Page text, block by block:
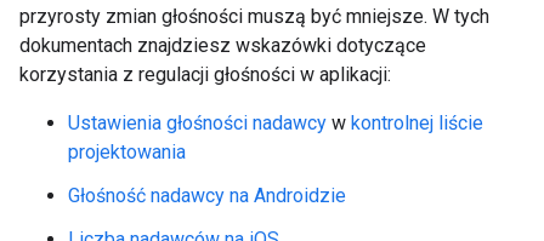
przyrosty zmian głośności muszą być mniejsze. W tych
dokumentach znajdziesz wskazówki dotyczące
korzystania z regulacji głośności w aplikacji:
Ustawienia głośności nadawcy w kontrolnej liście
projektowania
Głośność nadawcy na Androidzie